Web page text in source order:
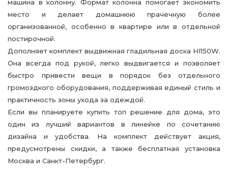
машина в колонну. Формат колонна помогает экономить
место и делает домашнюю прачечную более
организованной, особенно в квартире или в отдельной
постирочной.
Дополняет комплект выдвижная гладильная доска HI150W.
Она всегда под рукой, легко выдвигается и позволяет
быстро привести вещи в порядок без отдельного
громоздкого оборудования, поддерживая единый стиль и
практичность зоны ухода за одеждой.
Если вы планируете купить топ решение для дома, это
один из лучший вариантов в линейке по сочетанию
дизайна и удобства. На комплект действует акция,
предусмотрены скидки, а также бесплатная установка
Москва и Санкт-Петербург.